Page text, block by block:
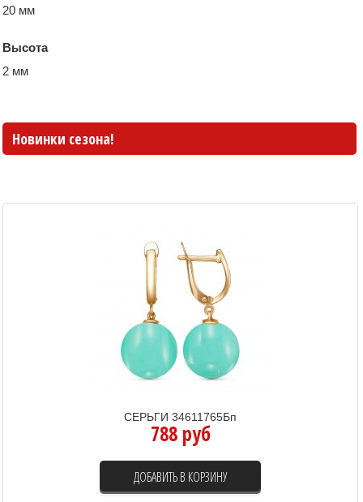
20 мм
Высота
2 мм
Новинки сезона!
СЕРЬГИ 34611765Бп
788 руб
ДОБАВИТЬ В КОРЗИНУ